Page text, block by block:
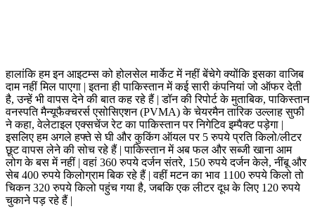
हालांकि हम इन आइटम्स को होलसेल मार्केट में नहीं बेंचेगे क्योंकि इसका वाजिब
दाम नहीं मिल पाएगा | इतना ही पाकिस्तान में कई सारी कंपनियां जो ऑफर देती
है, उन्हें भी वापस देने की बात कह रहे हैं | डॉन की रिपोर्ट के मुताबिक, पाकिस्तान
वनस्पति मैन्यूफैक्चरर्स एसोसिएशन (PVMA) के चेयरमैन तारिक उल्लाह सुफी
ने कहा, वेलेटाइल एक्सचेंज रेट का पाकिस्तान पर निगेटिव इम्पैक्ट पड़ेगा |
इसलिए हम अगले हफ्ते से घी और कुकिंग ऑयल पर 5 रुपये प्रति किलो/लीटर
छूट वापस लेने की सोच रहे हैं | पाकिस्तान में अब फल और सब्जी खाना आम
लोग के बस में नहीं | वहां 360 रुपये दर्जन संतरे, 150 रुपये दर्जन केले, नींबू और
सेब 400 रुपये किलोग्राम बिक रहे हैं | वहीं मटन का भाव 1100 रुपये किलो तो
चिकन 320 रुपये किलो पहुंच गया है, जबकि एक लीटर दूध के लिए 120 रुपये
चुकाने पड़ रहे हैं |